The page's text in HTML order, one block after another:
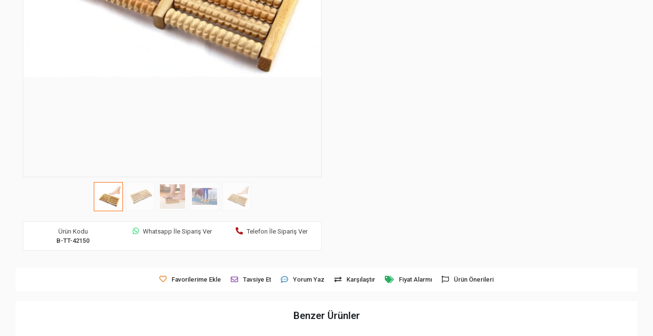
Ürün Kodu
B-TT-42150
Whatsapp İle Sipariş Ver Telefon İle Sipariş Ver
Favorilerime Ekle Tavsiye Et Yorum Yaz Karşılaştır Fiyat Alarmı Ürün Önerileri
Benzer Ürünler